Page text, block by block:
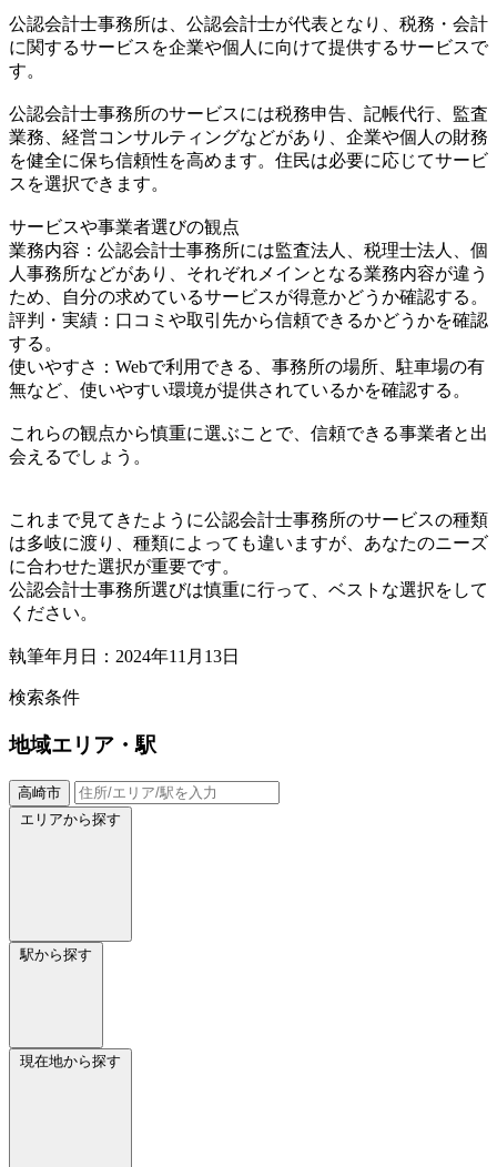
公認会計士事務所は、公認会計士が代表となり、税務・会計
に関するサービスを企業や個人に向けて提供するサービスで
す。
公認会計士事務所のサービスには税務申告、記帳代行、監査
業務、経営コンサルティングなどがあり、企業や個人の財務
を健全に保ち信頼性を高めます。住民は必要に応じてサービ
スを選択できます。
サービスや事業者選びの観点
業務内容：公認会計士事務所には監査法人、税理士法人、個
人事務所などがあり、それぞれメインとなる業務内容が違う
ため、自分の求めているサービスが得意かどうか確認する。
評判・実績：口コミや取引先から信頼できるかどうかを確認
する。
使いやすさ：Webで利用できる、事務所の場所、駐車場の有
無など、使いやすい環境が提供されているかを確認する。
これらの観点から慎重に選ぶことで、信頼できる事業者と出
会えるでしょう。
これまで見てきたように公認会計士事務所のサービスの種類
は多岐に渡り、種類によっても違いますが、あなたのニーズ
に合わせた選択が重要です。
公認会計士事務所選びは慎重に行って、ベストな選択をして
ください。
執筆年月日：2024年11月13日
検索条件
地域エリア・駅
高崎市
エリアから探す
駅から探す
現在地から探す